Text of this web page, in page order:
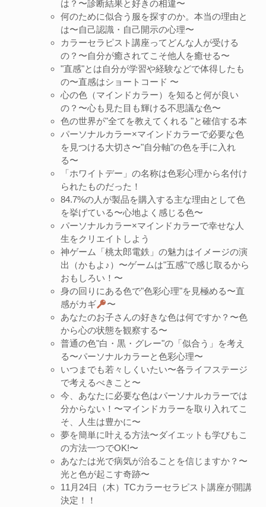
は？〜診断結果と好きの相違〜
何のために似合う服を探すのか。本当の理由と
は〜自己認識・自己開示の心理〜
カラーセラピスト講座ってどんな人が受ける
の？〜自分が癒されてこそ他人を癒せる〜
"直感"とは自分が学習や経験などで体得したも
の〜直感はショートコード 〜
心の色（マインドカラー）を知ると何が良い
の？〜心も見た目も輝ける不思議な色〜
色の世界が"全てを教えてくれる "と確信する本
パーソナルカラー×マインドカラーで必要な色
を見つける大切さ〜"自分軸"の色を手に入れ
る〜
「ホワイトデー」の名称は色彩心理から名付け
られたものだった！
84.7%の人が製品を購入する主な理由として色
を挙げている〜心地よく感じる色〜
パーソナルカラー×マインドカラーで幸せな人
生をクリエイトしよう
神ゲーム「桃太郎電鉄」の魅力はイメージの演
出（かもよ♪）〜ゲームは"五感"で感じ取るから
おもしろい！〜
身の回りにある色で"色彩心理"を見極める〜直
感がカギ
〜
あなたのお子さんの好きな色は何ですか？〜色
から心の状態を観察する〜
普通の色"白・黒・グレー"の「似合う」を考え
る〜パーソナルカラーと色彩心理〜
いつまでも若々しくいたい〜各ライフステージ
で考えるべきこと〜
今、あなたに必要な色はパーソナルカラーでは
分からない！〜マインドカラーを取り入れてこ
そ、人生は豊かに〜
夢を簡単に叶える方法〜ダイエットも学びもこ
の方法一つでOK!〜
あなたは光で病気が治ることを信じますか？〜
光と色が起こす奇跡〜
11月24日（木）TCカラーセラピスト講座が開講
決定！！